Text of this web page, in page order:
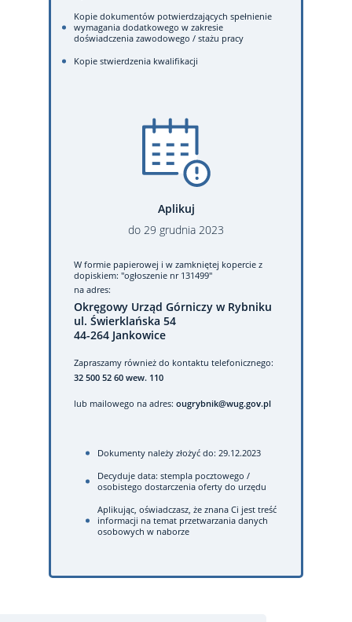
Kopie dokumentów potwierdzających spełnienie
wymagania dodatkowego w zakresie
doświadczenia zawodowego / stażu pracy
Kopie stwierdzenia kwalifikacji
Aplikuj
do 29 grudnia 2023
W formie papierowej i w zamkniętej kopercie z
dopiskiem: "ogłoszenie nr 131499"
na adres:
Okręgowy Urząd Górniczy w Rybniku
ul. Świerklańska 54
44-264 Jankowice
Zapraszamy również do kontaktu telefonicznego:
32 500 52 60 wew. 110
lub mailowego na adres: ougrybnik@wug.gov.pl
Dokumenty należy złożyć do: 29.12.2023
Decyduje data: stempla pocztowego /
osobistego dostarczenia oferty do urzędu
Aplikując, oświadczasz, że znana Ci jest treść
informacji na temat przetwarzania danych
osobowych w naborze